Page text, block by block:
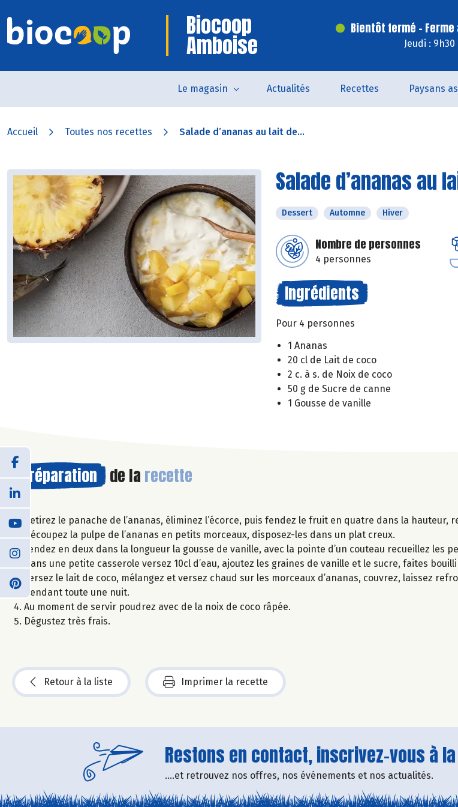
Biocoop
Amboise
Bientôt fermé - Ferme
Jeudi :
Le magasin Actualités Recettes Paysans
Accueil Toutes nos recettes Salade d’ananas au lait de...
Salade d’ananas au
Dessert Automne Hiver
Nombre de personnes
4 personnes
Ingrédients
Pour 4 personnes
1 Ananas
20 cl de Lait de coco
2 c. à s. de Noix de coco
50 g de Sucre de canne
1 Gousse de vanille
Préparation de la recette
Retirez le panache de l’ananas, éliminez l’écorce, puis fendez le fruit en quatre dans la
Découpez la pulpe de l’ananas en petits morceaux, disposez-les dans un plat creux.
Fendez en deux dans la longueur la gousse de vanille, avec la pointe d’un couteau recueillez les
Dans une petite casserole versez 10cl d’eau, ajoutez les graines de vanille et le sucre, faites
versez le lait de coco, mélangez et versez chaud sur les morceaux d’ananas, couvrez, laissez
pendant toute une nuit.
Au moment de servir poudrez avec de la noix de coco râpée.
Dégustez très frais.
Retour à la liste Imprimer la recette
Restons en contact, inscrivez-vous à
....et retrouvez nos offres, nos événements et nos actualités.